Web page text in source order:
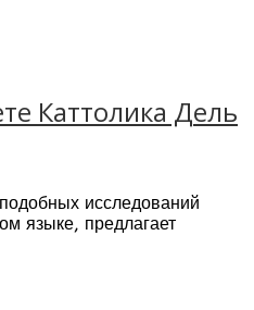
Каттолика Дель
исследований
языке, предлагает